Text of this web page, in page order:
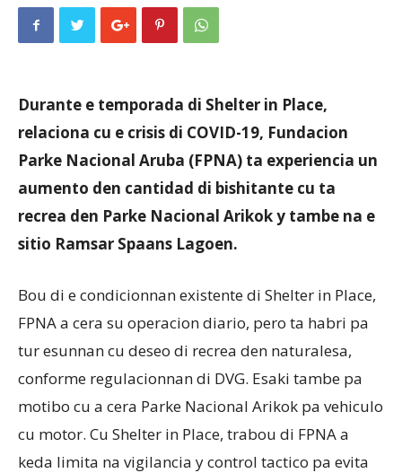
Aruba
Durante e temporada di Shelter in Place,
relaciona cu e crisis di COVID-19, Fundacion
Parke Nacional Aruba (FPNA) ta experiencia un
aumento den cantidad di bishitante cu ta
recrea den Parke Nacional Arikok y tambe na e
sitio Ramsar Spaans Lagoen.
Bou di e condicionnan existente di Shelter in Place,
FPNA a cera su operacion diario, pero ta habri pa
tur esunnan cu deseo di recrea den naturalesa,
conforme regulacionnan di DVG. Esaki tambe pa
motibo cu a cera Parke Nacional Arikok pa vehiculo
cu motor. Cu Shelter in Place, trabou di FPNA a
keda limita na vigilancia y control tactico pa evita